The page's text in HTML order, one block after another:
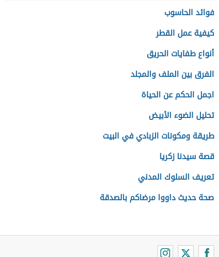
فوائد الحاسوب
كيفية عمل القطر
أنواع طفايات الحريق
الفرق بين الملف والمجلد
اجمل الحكم عن الحياة
تحليل الضوء الأبيض
طريقة ومكونات الزبادي في البيت
قصة سيدنا زكريا
تعريف السلوك المدني
صحة حديث داووا مرضاكم بالصدقة